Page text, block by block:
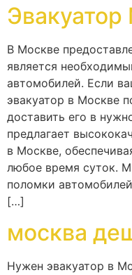
В Москве
является
автомобилей. Если
эвакуатор в Москве
доставить его в
предлагает
в Москве,
любое время суток.
поломки
[…]
москва
Нужен эвакуатор в